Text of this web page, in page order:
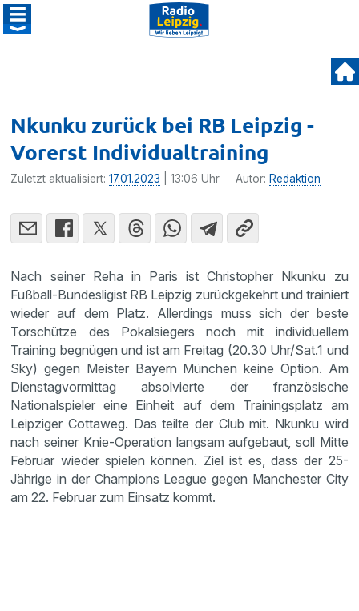
Nkunku zurück bei RB Leipzig -
Vorerst Individualtraining
Zuletzt aktualisiert:17.01.2023 | 13:06 Uhr Autor: Redaktion
Nach seiner Reha in Paris ist Christopher Nkunku zu
Fußball-Bundesligist RB Leipzig zurückgekehrt und trainiert
wieder auf dem Platz. Allerdings muss sich der beste
Torschütze des Pokalsiegers noch mit individuellem
Training begnügen und ist am Freitag (20.30 Uhr/Sat.1 und
Sky) gegen Meister Bayern München keine Option. Am
Dienstagvormittag absolvierte der französische
Nationalspieler eine Einheit auf dem Trainingsplatz am
Leipziger Cottaweg. Das teilte der Club mit. Nkunku wird
nach seiner Knie-Operation langsam aufgebaut, soll Mitte
Februar wieder spielen können. Ziel ist es, dass der 25-
Jährige in der Champions League gegen Manchester City
am 22. Februar zum Einsatz kommt.